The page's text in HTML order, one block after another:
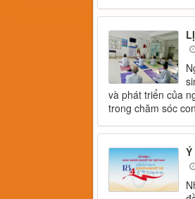
và phát triển của
trong chăm sóc
Ý